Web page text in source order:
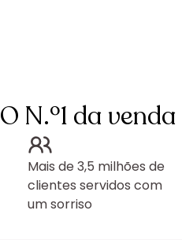
O N.º1 da
Mais de 3,5 milhões de
clientes servidos com
um sorriso